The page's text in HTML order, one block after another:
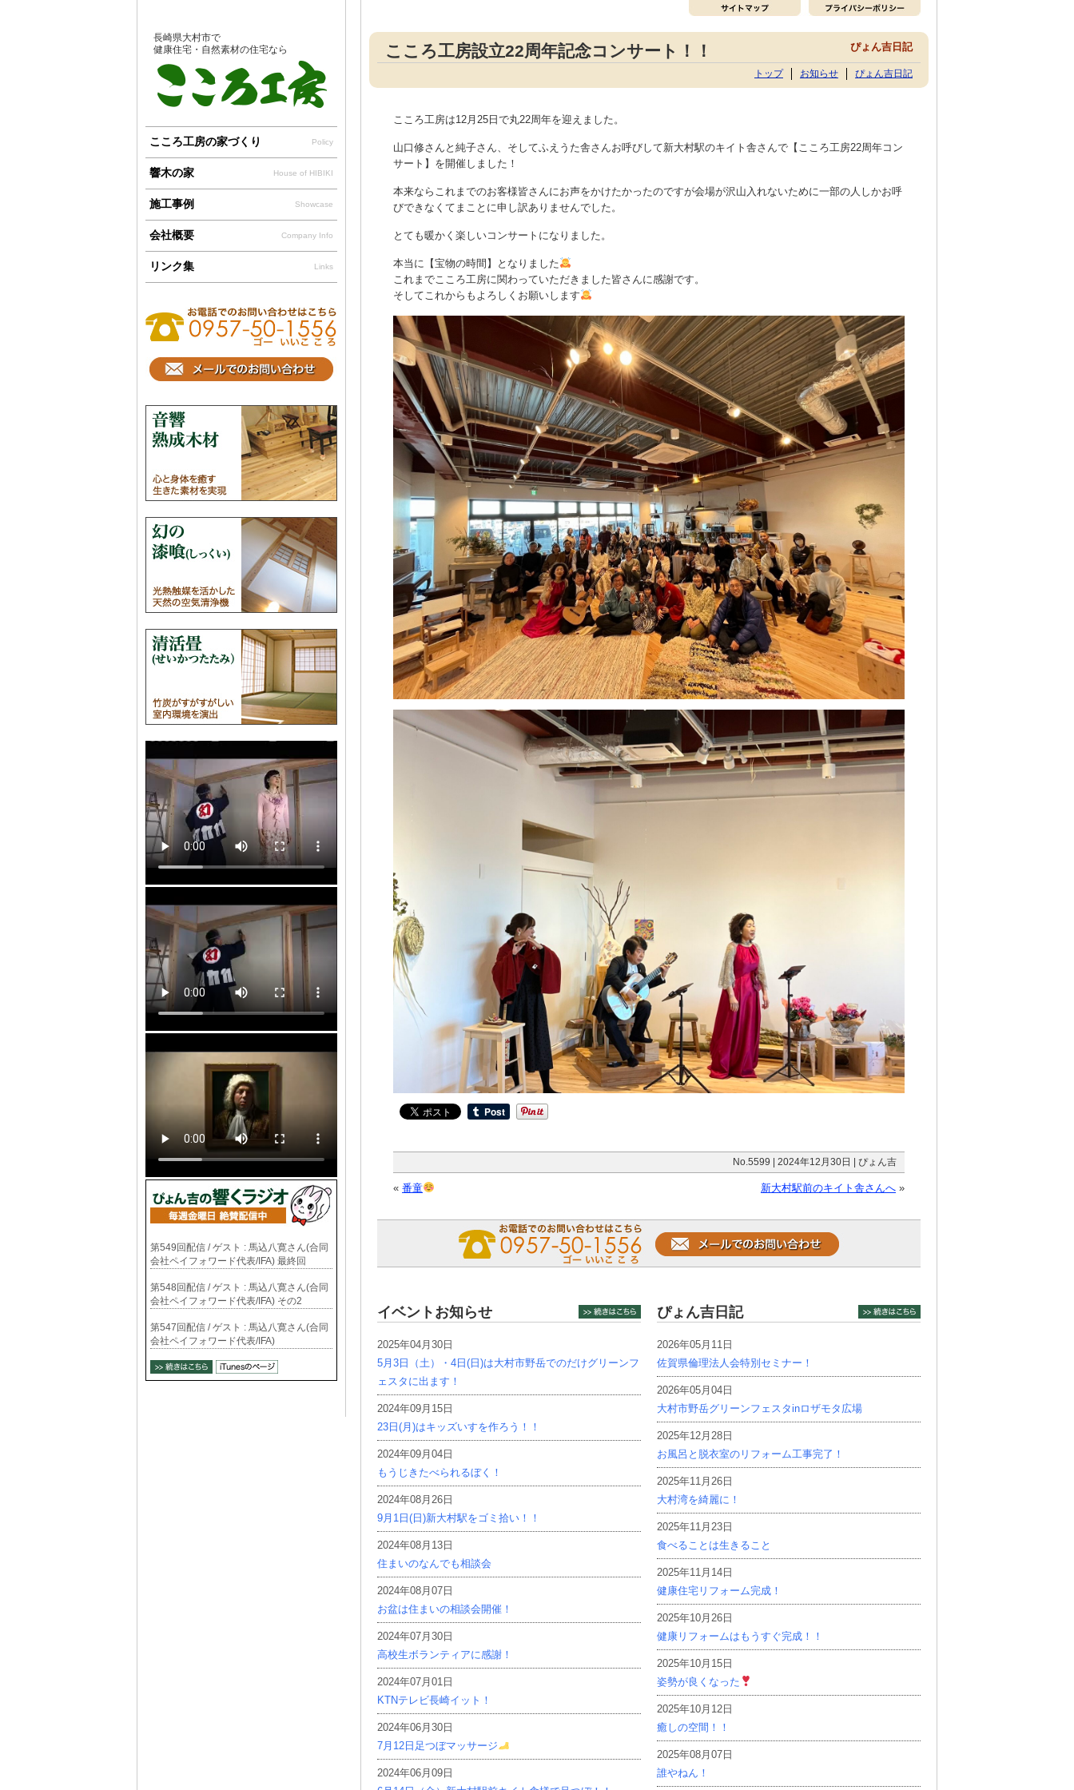
こころ工房設立22周年記念コンサート！！ ぴょん吉日記
トップ お知らせ ぴょん吉日記
こころ工房は12月25日で丸22周年を迎えました。
山口修さんと純子さん、そしてふえうた舎さんお呼びして新大村駅のキイト舎さんで【こころ工房22周年コン
サート】を開催しました！
本来ならこれまでのお客様皆さんにお声をかけたかったのですが会場が沢山入れないために一部の人しかお呼
びできなくてまことに申し訳ありませんでした。
とても暖かく楽しいコンサートになりました。
本当に【宝物の時間】となりました
これまでこころ工房に関わっていただきました皆さんに感謝です。
そしてこれからもよろしくお願いします
No.5599 | 2024年12月30日 | ぴょん吉
« 番童 新大村駅前のキイト舎さんへ »
イベントお知らせ
2025年04月30日
5月3日（土）・4日(日)は大村市野岳でのだけグリーンフ
ェスタに出ます！
2024年09月15日
23日(月)はキッズいすを作ろう！！
2024年09月04日
もうじきたべられるぼく！
2024年08月26日
9月1日(日)新大村駅をゴミ拾い！！
2024年08月13日
住まいのなんでも相談会
2024年08月07日
お盆は住まいの相談会開催！
2024年07月30日
高校生ボランティアに感謝！
2024年07月01日
KTNテレビ長崎イット！
2024年06月30日
7月12日足つぼマッサージ
2024年06月09日
ぴょん吉日記
2026年05月11日
佐賀県倫理法人会特別セミナー！
2026年05月04日
大村市野岳グリーンフェスタinロザモタ広場
2025年12月28日
お風呂と脱衣室のリフォーム工事完了！
2025年11月26日
大村湾を綺麗に！
2025年11月23日
食べることは生きること
2025年11月14日
健康住宅リフォーム完成！
2025年10月26日
健康リフォームはもうすぐ完成！！
2025年10月15日
姿勢が良くなった
2025年10月12日
癒しの空間！！
2025年08月07日
誰やねん！
長崎県大村市で
健康住宅・自然素材の住宅なら
こころ工房の家づくり Policy
響木の家 House of HIBIKI
施工事例 Showcase
会社概要 Company Info
リンク集 Links
第549回配信 / ゲスト : 馬込八寛さん(合同
会社ペイフォワード代表/IFA) 最終回
第548回配信 / ゲスト : 馬込八寛さん(合同
会社ペイフォワード代表/IFA) その2
第547回配信 / ゲスト : 馬込八寛さん(合同
会社ペイフォワード代表/IFA)